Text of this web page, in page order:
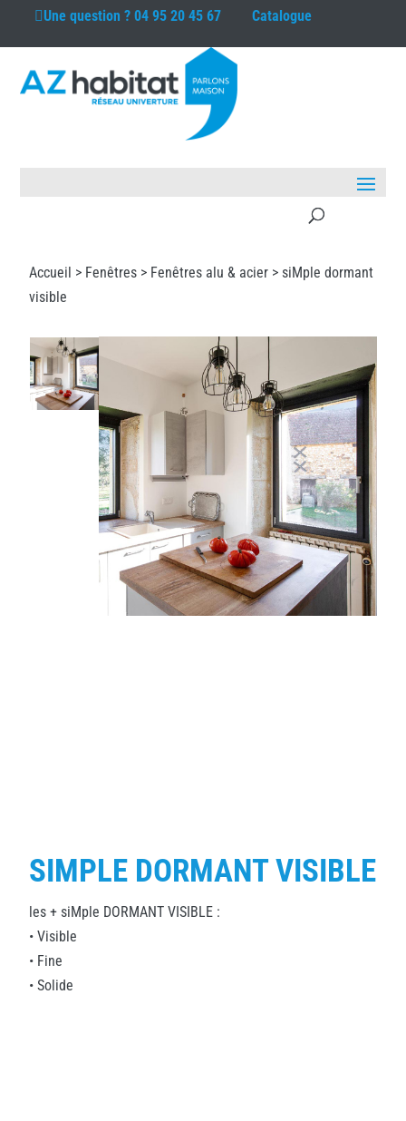
Une question ?04 95 20 45 67 Catalogue
Accueil > Fenêtres > Fenêtres alu & acier > siMple dormant
visible
SIMPLE DORMANT VISIBLE
les + siMple DORMANT VISIBLE :
• Visible
• Fine
• Solide